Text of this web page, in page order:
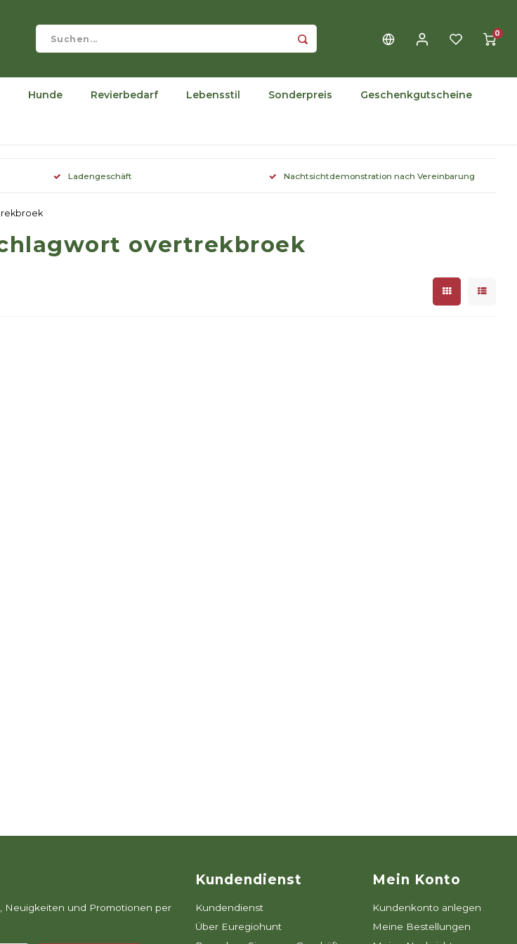
0
Hunde Revierbedarf Lebensstil Sonderpreis Geschenkgutscheine
Ladengeschäft Nachtsichtdemonstration nach Vereinbarung
overtrekbroek
Neuigkeiten und Promotionen per
Kundendienst
Kundendienst
Über Euregiohunt
Mein Konto
Kundenkonto anlegen
Meine Bestellungen